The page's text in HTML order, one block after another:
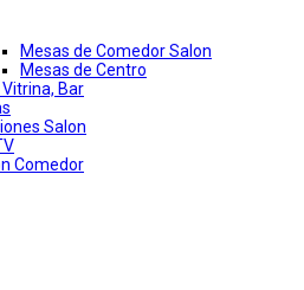
Mesas de Comedor Salon
Mesas de Centro
Bar
Salon
Comedor